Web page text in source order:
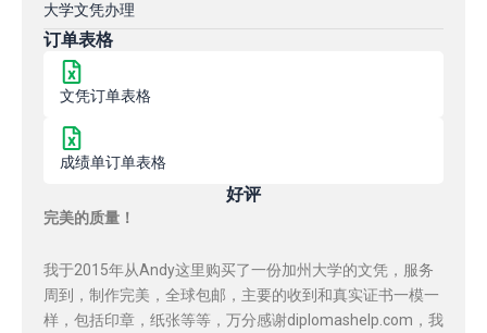
大学文凭办理
订单表格
文凭订单表格
成绩单订单表格
好评
完美的质量！
我于2015年从Andy这里购买了一份加州大学的文凭，服务
周到，制作完美，全球包邮，主要的收到和真实证书一模一
样，包括印章，纸张等等，万分感谢diplomashelp.com，我